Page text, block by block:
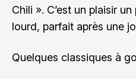
Chili ». C’est un plaisir
lourd, parfait après une
Quelques classiques à